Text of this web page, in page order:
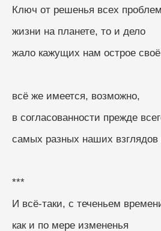
Ключ от решенья всех
жизни на планете, то и дело
жало кажущих нам острое
всё же имеется, возможно,
в согласованности прежде
самых разных наших взглядов
***
И всё-таки, с теченьем
как и по мере измененья